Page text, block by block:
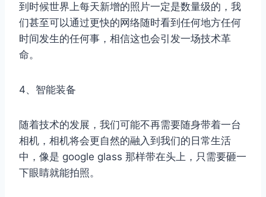
到时候世界上每天新增的照片一定是数量级的，我
们甚至可以通过更快的网络随时看到任何地方任何
时间发生的任何事，相信这也会引发一场技术革
命。
4、智能装备
随着技术的发展，我们可能不再需要随身带着一台
相机，相机将会更自然的融入到我们的日常生活
中，像是 google glass 那样带在头上，只需要砸一
下眼睛就能拍照。